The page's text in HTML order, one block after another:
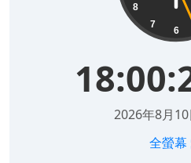
6
7
8
2026年8月
全螢幕